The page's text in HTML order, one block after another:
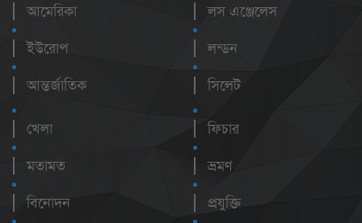
আমেরিকা
ইউরোপ
আন্তর্জাতিক
লস এঞ্জেলেস
লন্ডন
সিলেট
খেলা
মতামত
বিনোদন
ফিচার
ভ্রমণ
প্রযুক্তি